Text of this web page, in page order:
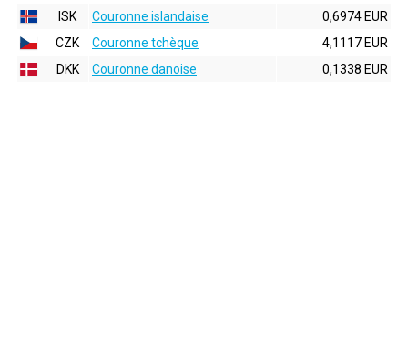
ISK
Couronne islandaise
0,6974 EUR
CZK
Couronne tchèque
4,1117 EUR
DKK
Couronne danoise 0,1338 EUR